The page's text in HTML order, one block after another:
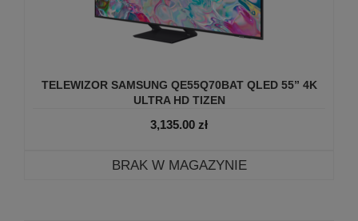
TELEWIZOR SAMSUNG QE55Q70BAT QLED 55” 4K
ULTRA HD TIZEN
3,135.00 zł
BRAK W MAGAZYNIE